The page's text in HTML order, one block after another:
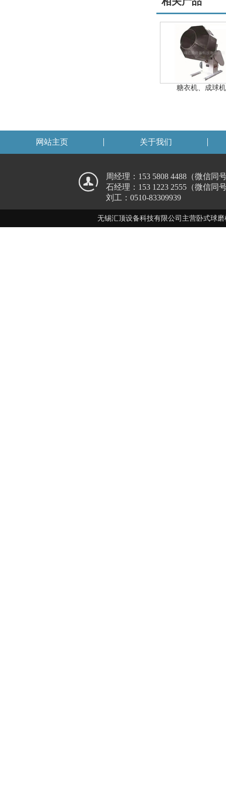
糖衣机、成球机
网站主页 关于我们
周经理：153 5808 4488（微信同
石经理：153 1223 2555（微信同
刘工：0510-83309939
无锡汇顶设备科技有限公司主营卧式